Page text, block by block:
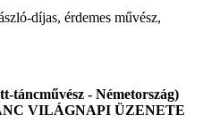
díjas, érdemes művész,
- Németország)
VILÁGNAPI ÜZENETE